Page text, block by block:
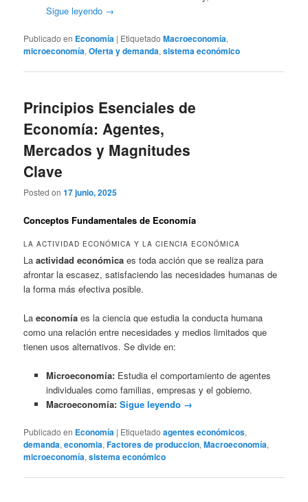
Sigue leyendo →
Publicado en Economía | Etiquetado Macroeconomía,
microeconomía,Oferta y demanda,sistema económico
Principios Esenciales de
Economía: Agentes,
Mercados y Magnitudes
Clave
Posted on17 junio, 2025
Conceptos Fundamentales de Economía
LA ACTIVIDAD ECONÓMICA Y LA CIENCIA ECONÓMICA
Laactividad económica es toda acción que se realiza para
afrontar la escasez, satisfaciendo las necesidades humanas de
la forma más efectiva posible.
Laeconomía es la ciencia que estudia la conducta humana
como una relación entre necesidades y medios limitados que
tienen usos alternativos. Se divide en:
Microeconomía:Estudia el comportamiento de agentes
individuales como familias, empresas y el gobierno.
Macroeconomía: Sigue leyendo →
Publicado en Economía | Etiquetado agentes económicos,
demanda,economia,Factores de produccion,Macroeconomía,
microeconomía,sistema económico